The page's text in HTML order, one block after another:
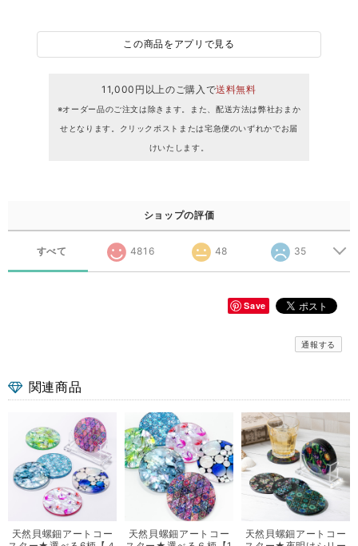
この商品をアプリで見る
11,000円以上のご購入で送料無料
※オーダー品のご注文は除きます。また、配送方法は弊社おまか
せとなります。クリックポストまたは宅急便のいずれかでお届
けいたします。
ショップの評価
すべて 4816 48 35
Save
通報する
関連商品
天然貝螺鈿アートコー
天然貝螺鈿アートコー
天然貝螺鈿アートコー